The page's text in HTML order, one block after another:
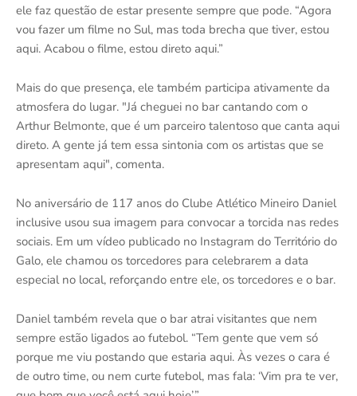
ele faz questão de estar presente sempre que pode. “Agora
vou fazer um filme no Sul, mas toda brecha que tiver, estou
aqui. Acabou o filme, estou direto aqui.”
Mais do que presença, ele também participa ativamente da
atmosfera do lugar. "Já cheguei no bar cantando com o
Arthur Belmonte, que é um parceiro talentoso que canta aqui
direto. A gente já tem essa sintonia com os artistas que se
apresentam aqui", comenta.
No aniversário de 117 anos do Clube Atlético Mineiro Daniel
inclusive usou sua imagem para convocar a torcida nas redes
sociais. Em um vídeo publicado no Instagram do Território do
Galo, ele chamou os torcedores para celebrarem a data
especial no local, reforçando entre ele, os torcedores e o bar.
Daniel também revela que o bar atrai visitantes que nem
sempre estão ligados ao futebol. “Tem gente que vem só
porque me viu postando que estaria aqui. Às vezes o cara é
de outro time, ou nem curte futebol, mas fala: ‘Vim pra te ver,